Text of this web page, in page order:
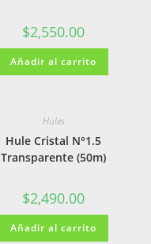
$2,550.00
Añadir al carrito
Hules
Hule Cristal N°1.5
Transparente (50m)
$2,490.00
Añadir al carrito